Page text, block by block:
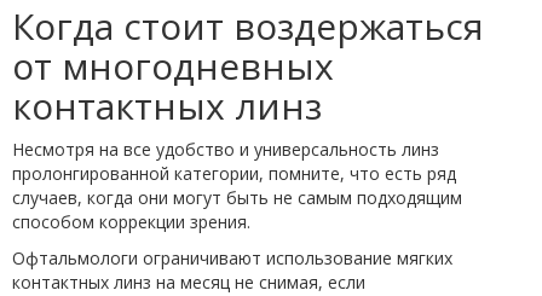
Когда стоит воздержаться
от многодневных
контактных линз
Несмотря на все удобство и универсальность линз
пролонгированной категории, помните, что есть ряд
случаев, когда они могут быть не самым подходящим
способом коррекции зрения.
Офтальмологи ограничивают использование мягких
контактных линз на месяц не снимая, если